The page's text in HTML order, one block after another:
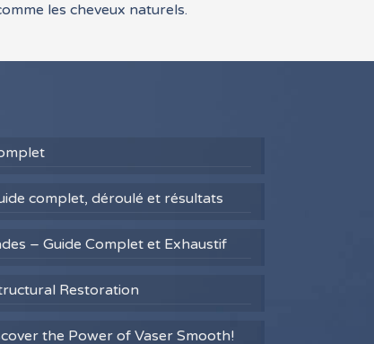
les cheveux naturels.
complet, déroulé et résultats
– Guide Complet et Exhaustif
Restoration
the Power of Vaser Smooth!